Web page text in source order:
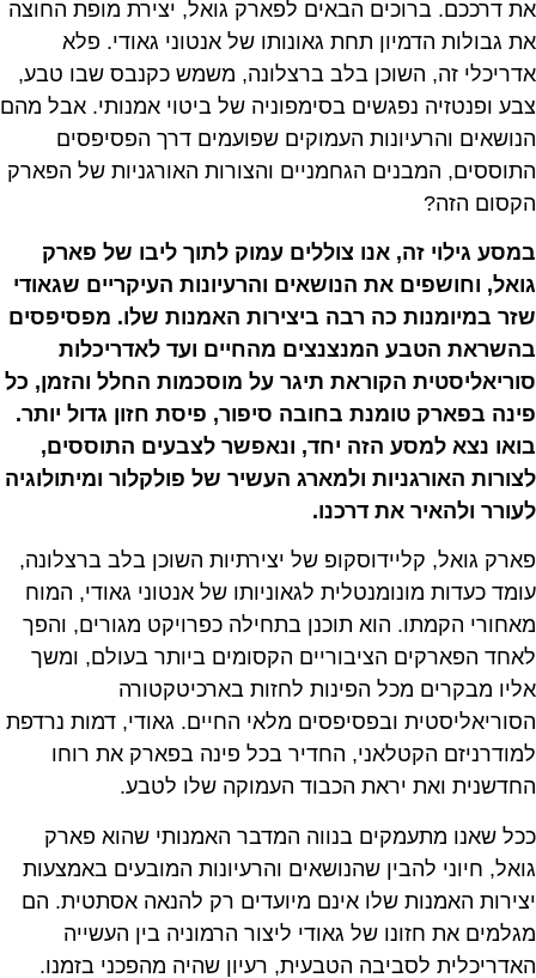
את דרככם. ברוכים הבאים לפארק גואל, יצירת מופת החוצה
את גבולות הדמיון תחת גאונותו של אנטוני גאודי. פלא
אדריכלי זה, השוכן בלב ברצלונה, משמש כקנבס שבו טבע,
צבע ופנטזיה נפגשים בסימפוניה של ביטוי אמנותי. אבל מהם
הנושאים והרעיונות העמוקים שפועמים דרך הפסיפסים
התוססים, המבנים הגחמניים והצורות האורגניות של הפארק
הקסום הזה?
במסע גילוי זה, אנו צוללים עמוק לתוך ליבו של פארק
גואל, וחושפים את הנושאים והרעיונות העיקריים שגאודי
שזר במיומנות כה רבה ביצירות האמנות שלו. מפסיפסים
בהשראת הטבע המנצנצים מהחיים ועד לאדריכלות
סוריאליסטית הקוראת תיגר על מוסכמות החלל והזמן, כל
פינה בפארק טומנת בחובה סיפור, פיסת חזון גדול יותר.
בואו נצא למסע הזה יחד, ונאפשר לצבעים התוססים,
לצורות האורגניות ולמארג העשיר של פולקלור ומיתולוגיה
לעורר ולהאיר את דרכנו.
פארק גואל, קליידוסקופ של יצירתיות השוכן בלב ברצלונה,
עומד כעדות מונומנטלית לגאוניותו של אנטוני גאודי, המוח
מאחורי הקמתו. הוא תוכנן בתחילה כפרויקט מגורים, והפך
לאחד הפארקים הציבוריים הקסומים ביותר בעולם, ומשך
אליו מבקרים מכל הפינות לחזות בארכיטקטורה
הסוריאליסטית ובפסיפסים מלאי החיים. גאודי, דמות נרדפת
למודרניזם הקטלאני, החדיר בכל פינה בפארק את רוחו
החדשנית ואת יראת הכבוד העמוקה שלו לטבע.
ככל שאנו מתעמקים בנווה המדבר האמנותי שהוא פארק
גואל, חיוני להבין שהנושאים והרעיונות המובעים באמצעות
יצירות האמנות שלו אינם מיועדים רק להנאה אסתטית. הם
מגלמים את חזונו של גאודי ליצור הרמוניה בין העשייה
האדריכלית לסביבה הטבעית, רעיון שהיה מהפכני בזמנו.